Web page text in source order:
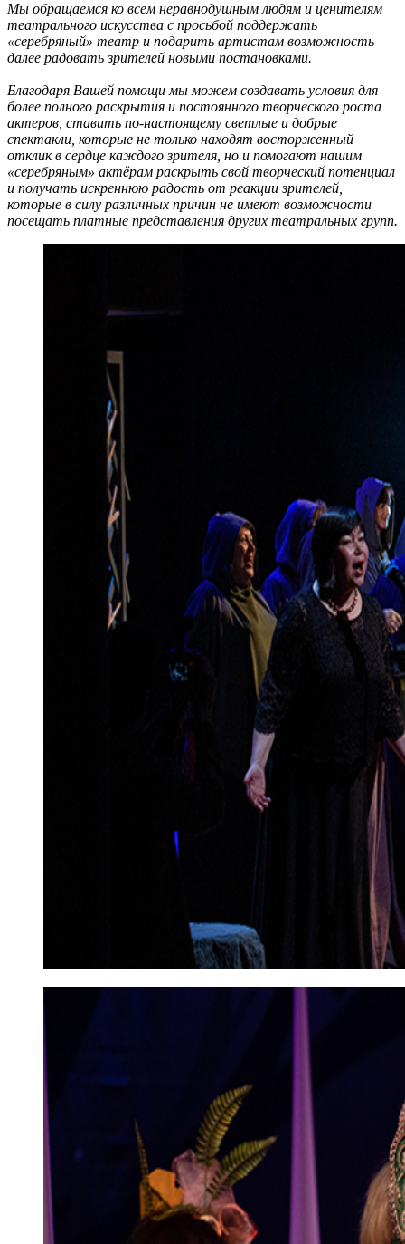
Мы обращаемся ко всем неравнодушным людям и ценителям
театрального искусства с просьбой поддержать
«серебряный» театр и подарить артистам возможность
далее радовать зрителей новыми постановками.
Благодаря Вашей помощи мы можем создавать условия для
более полного раскрытия и постоянного творческого роста
актеров, ставить по-настоящему светлые и добрые
спектакли, которые не только находят восторженный
отклик в сердце каждого зрителя, но и помогают нашим
«серебряным» актёрам раскрыть свой творческий потенциал
и получать искреннюю радость от реакции зрителей,
которые в силу различных причин не имеют возможности
посещать платные представления других театральных групп.